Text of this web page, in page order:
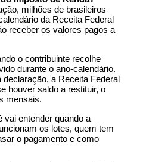
milhões de brasileiros
da Receita Federal
receber os valores pagos a
o contribuinte recolhe
durante o ano-calendário.
a Receita Federal
houver saldo a restituir, o
mensais.
vai entender quando a
os lotes, quem tem
o pagamento e como